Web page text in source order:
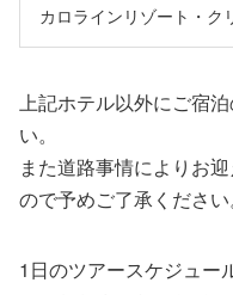
カロラインリゾート・ク
上記ホテル以外にご宿
い。
また道路事情によりお
ので予めご了承ください
1日のツアースケジュー